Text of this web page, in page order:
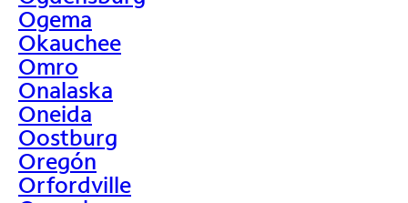
Ogema
Okauchee
Omro
Onalaska
Oneida
Oostburg
Oregón
Orfordville